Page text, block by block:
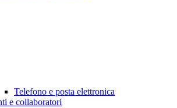
Telefono e posta elettronica
e collaboratori